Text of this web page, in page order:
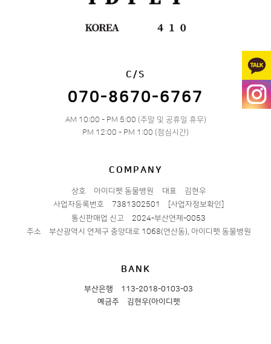
C/S
070-8670-6767
AM 10:00 - PM 5:00 (주말 및 공휴일 휴무)
PM 12:00 - PM 1:00 (점심시간)
COMPANY
상호 아이디펫 동물병원 대표
김현우
사업자등록번호
7381302501
[사업자정보확인]
통신판매업 신고
2024-부산연제-0053
주소
부산광역시 연제구 중앙대로 1068(연산동), 아이디펫 동물병원
BANK
부산은행
113-2018-0103-03
예금주
김현우(아이디펫